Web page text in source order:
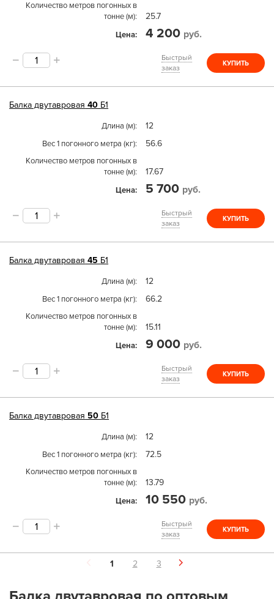
Количество метров погонных в
тонне (м)
25.7
Цена 4 200 руб.
Быстрый
заказ
КУПИТЬ
Балка двутавровая 40 Б1
Длина (м) 12
Вес 1 погонного метра (кг) 56.6
Количество метров погонных в
тонне (м)
17.67
Цена 5 700 руб.
Быстрый
заказ
КУПИТЬ
Балка двутавровая 45 Б1
Длина (м) 12
Вес 1 погонного метра (кг) 66.2
Количество метров погонных в
тонне (м)
15.11
Цена 9 000 руб.
Быстрый
заказ
КУПИТЬ
Балка двутавровая 50 Б1
Длина (м) 12
Вес 1 погонного метра (кг) 72.5
Количество метров погонных в
тонне (м)
13.79
Цена 10 550 руб.
Быстрый
заказ
КУПИТЬ
1 2 3